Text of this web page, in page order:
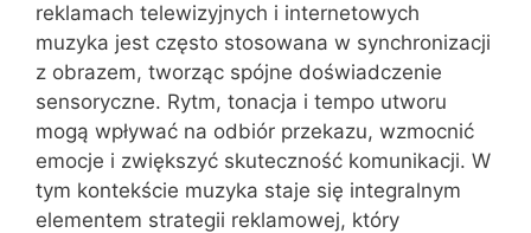
reklamach telewizyjnych i internetowych
muzyka jest często stosowana w synchronizacji
z obrazem, tworząc spójne doświadczenie
sensoryczne. Rytm, tonacja i tempo utworu
mogą wpływać na odbiór przekazu, wzmocnić
emocje i zwiększyć skuteczność komunikacji. W
tym kontekście muzyka staje się integralnym
elementem strategii reklamowej, który